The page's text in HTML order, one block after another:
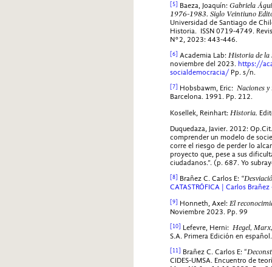
[5] Baeza, Joaquín: Gabriela
1976-1983. Siglo Veintiuno
Universidad de Santiago de
Historia. ISSN 0719-4749.
N°2, 2023: 443-446.
[6] Academia Lab: Historia de la
noviembre del 2023. https://
socialdemocracia/ Pp. s/n.
[7] Hobsbawm, Eric: Naciones
Barcelona. 1991. Pp. 212.
Kosellek, Reinhart: Historia.
Duquedaza, Javier. 2012:
comprender un modelo de
corre el riesgo de perder lo
proyecto que, pese a sus
ciudadanos.”. (p. 687. Yo
[8] Brañez C. Carlos E:
CATASTRÓFICA | Carlos
[9] Honneth, Axel: El
Noviembre 2023. Pp. 99
[10] Lefevre, Herni: Hegel,
S.A. Primera Edición en
[11] Brañez C. Carlos E: “
CIDES-UMSA. Encuentro de